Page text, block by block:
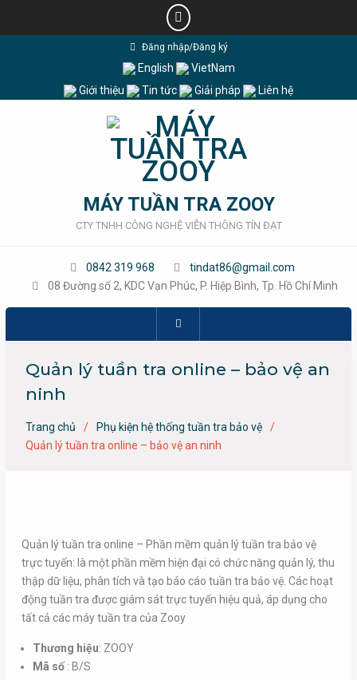
Đăng nhập/Đăng ký
English
VietNam
Giới thiệu
Tin tức Giải pháp Liên hệ
MÁY TUẦN TRA ZOOY
CTY TNHH CÔNG NGHỆ VIỄN THÔNG TÍN ĐẠT
0842 319 968
tindat86@gmail.com
08 Đường số 2, KDC Vạn Phúc, P. Hiệp Bình, Tp. Hồ Chí Minh
Quản lý tuần tra online – bảo vệ an
ninh
Trang chủ
Phụ kiện hệ thống tuần tra bảo vệ
Quản lý tuần tra online – bảo vệ an ninh
Quản lý tuần tra online – Phần mềm quản lý tuần tra bảo vệ
trực tuyến: là một phần mềm hiện đại có chức năng quản lý, thu
thập dữ liệu, phân tích và tạo báo cáo tuần tra bảo vệ. Các hoạt
động tuần tra được giám sát trực tuyến hiệu quả, áp dụng cho
tất cả các máy tuần tra của Zooy
Thương hiệu: ZOOY
Mã số: B/S